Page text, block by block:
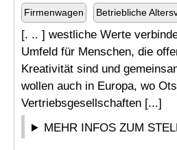
Firmenwagen Betriebliche
[. .. ] westliche Werte
Umfeld für Menschen, die
Kreativität sind und
wollen auch in Europa, wo
Vertriebsgesellschaften [...]
MEHR INFOS ZUM